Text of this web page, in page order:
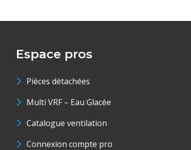
Espace pros
Pièces détachées
Multi VRF – Eau Glacée
Catalogue ventilation
Connexion compte pro